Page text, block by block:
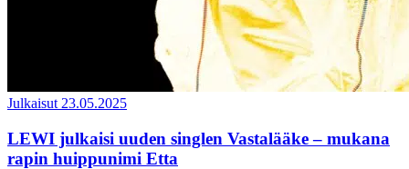
Julkaisut 23.05.2025
LEWI julkaisi uuden singlen Vastalääke – mukana
rapin huippunimi Etta